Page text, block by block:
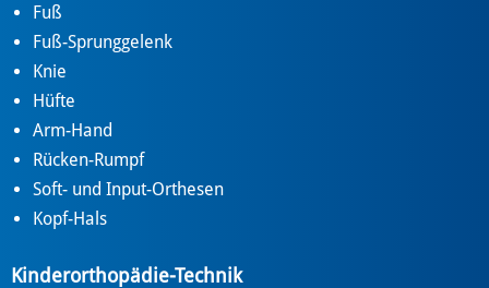
Fuß
Fuß-Sprunggelenk
Knie
Hüfte
Arm-Hand
Rücken-Rumpf
Soft- und Input-Orthesen
Kopf-Hals
Kinderorthopädie-Technik